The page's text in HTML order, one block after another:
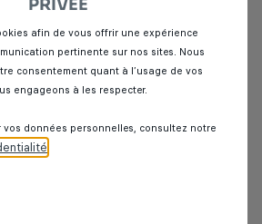
12 mois
5P
2023
PRIVÉE
afin de vous offrir une expérience
pertinente sur nos sites. Nous
consentement quant à l’usage de vos
engageons à les respecter.
vos données personnelles, consultez notre